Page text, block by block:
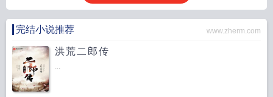
完结小说推荐 www.zherm.com
洪荒二郎传
...